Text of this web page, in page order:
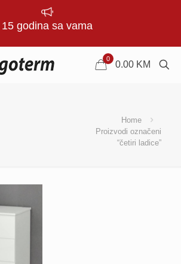
15 godina sa vama
0
0.00 KM
Home
Proizvodi označeni
“četiri ladice”